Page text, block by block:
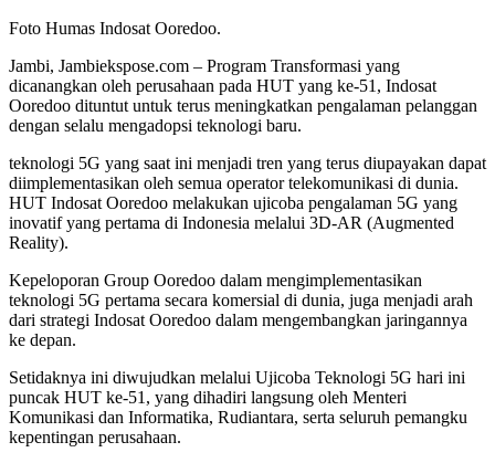
Foto Humas Indosat Ooredoo.
Jambi, Jambiekspose.com – Program Transformasi yang
dicanangkan oleh perusahaan pada HUT yang ke-51, Indosat
Ooredoo dituntut untuk terus meningkatkan pengalaman pelanggan
dengan selalu mengadopsi teknologi baru.
teknologi 5G yang saat ini menjadi tren yang terus diupayakan dapat
diimplementasikan oleh semua operator telekomunikasi di dunia.
HUT Indosat Ooredoo melakukan ujicoba pengalaman 5G yang
inovatif yang pertama di Indonesia melalui 3D-AR (Augmented
Reality).
Kepeloporan Group Ooredoo dalam mengimplementasikan
teknologi 5G pertama secara komersial di dunia, juga menjadi arah
dari strategi Indosat Ooredoo dalam mengembangkan jaringannya
ke depan.
Setidaknya ini diwujudkan melalui Ujicoba Teknologi 5G hari ini
puncak HUT ke-51, yang dihadiri langsung oleh Menteri
Komunikasi dan Informatika, Rudiantara, serta seluruh pemangku
kepentingan perusahaan.